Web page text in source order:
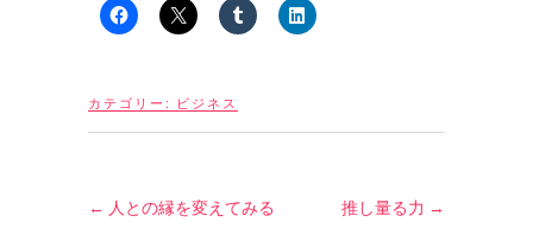
カテゴリー: ビジネス
← 人との縁を変えてみる 推し量る力 →